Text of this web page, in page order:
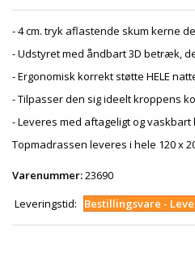
- 4 cm. tryk aflastende skum kerne
- Udstyret med åndbart 3D betræk,
- Ergonomisk korrekt støtte HELE
- Tilpasser den sig ideelt kroppens
- Leveres med aftageligt og vaskbart
Topmadrassen leveres i hele 120 x
Varenummer:23690
Leveringstid:
Bestillingsvare -